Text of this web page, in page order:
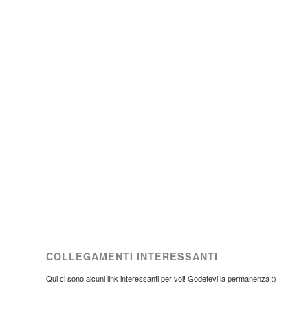
COLLEGAMENTI INTERESSANTI
Qui ci sono alcuni link interessanti per voi! Godetevi la permanenza :)